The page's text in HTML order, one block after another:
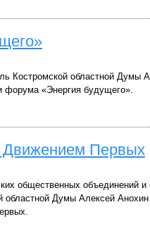
Костромской областной Думы
форума «Энергия будущего».
Движением Первых
общественных объединений и
областной Думы Алексей